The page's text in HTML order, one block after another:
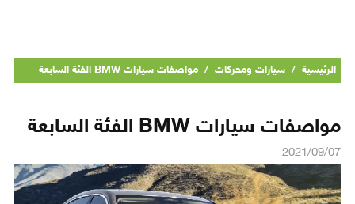
الرئيسية / سيارات ومحركات / مواصفات سيارات BMW الفئة السابعة
مواصفات سيارات BMW الفئة السابعة
2021/09/07